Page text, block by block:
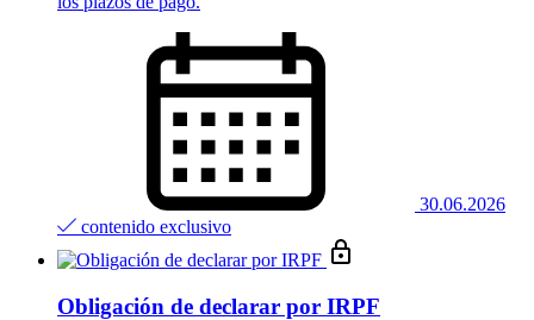
30.06.2026
contenido exclusivo
Obligación de declarar por IRPF